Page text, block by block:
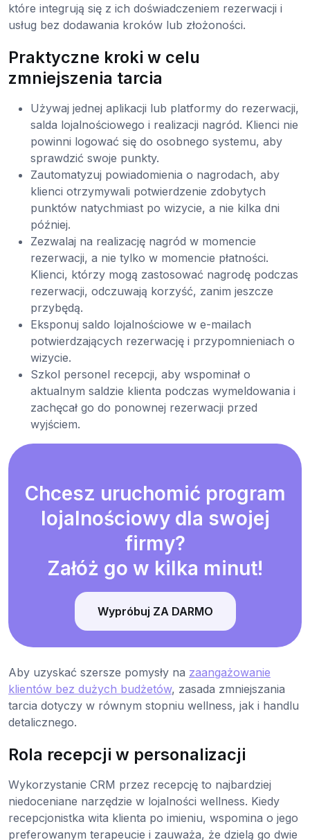
które integrują się z ich doświadczeniem rezerwacji i
usług bez dodawania kroków lub złożoności.
Praktyczne kroki w celu
zmniejszenia tarcia
Używaj jednej aplikacji lub platformy do rezerwacji,
salda lojalnościowego i realizacji nagród. Klienci nie
powinni logować się do osobnego systemu, aby
sprawdzić swoje punkty.
Zautomatyzuj powiadomienia o nagrodach, aby
klienci otrzymywali potwierdzenie zdobytych
punktów natychmiast po wizycie, a nie kilka dni
później.
Zezwalaj na realizację nagród w momencie
rezerwacji, a nie tylko w momencie płatności.
Klienci, którzy mogą zastosować nagrodę podczas
rezerwacji, odczuwają korzyść, zanim jeszcze
przybędą.
Eksponuj saldo lojalnościowe w e-mailach
potwierdzających rezerwację i przypomnieniach o
wizycie.
Szkol personel recepcji, aby wspominał o
aktualnym saldzie klienta podczas wymeldowania i
zachęcał go do ponownej rezerwacji przed
wyjściem.
Chcesz uruchomić program
lojalnościowy dla swojej
firmy?
Załóż go w kilka minut!
Wypróbuj ZA DARMO
Aby uzyskać szersze pomysły na zaangażowanie
klientów bez dużych budżetów, zasada zmniejszania
tarcia dotyczy w równym stopniu wellness, jak i handlu
detalicznego.
Rola recepcji w personalizacji
Wykorzystanie CRM przez recepcję to najbardziej
niedoceniane narzędzie w lojalności wellness. Kiedy
recepcjonistka wita klienta po imieniu, wspomina o jego
preferowanym terapeucie i zauważa, że dzielą go dwie